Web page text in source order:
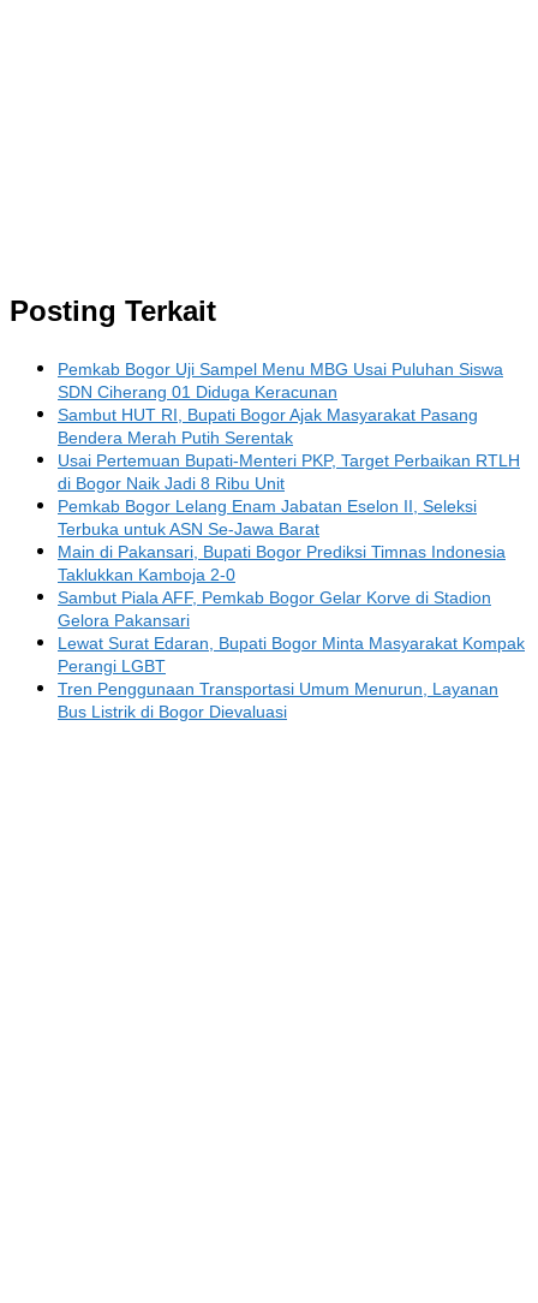
Posting Terkait
Pemkab Bogor Uji Sampel Menu MBG Usai Puluhan Siswa
SDN Ciherang 01 Diduga Keracunan
Sambut HUT RI, Bupati Bogor Ajak Masyarakat Pasang
Bendera Merah Putih Serentak
Usai Pertemuan Bupati-Menteri PKP, Target Perbaikan RTLH
di Bogor Naik Jadi 8 Ribu Unit
Pemkab Bogor Lelang Enam Jabatan Eselon II, Seleksi
Terbuka untuk ASN Se-Jawa Barat
Main di Pakansari, Bupati Bogor Prediksi Timnas Indonesia
Taklukkan Kamboja 2-0
Sambut Piala AFF, Pemkab Bogor Gelar Korve di Stadion
Gelora Pakansari
Lewat Surat Edaran, Bupati Bogor Minta Masyarakat Kompak
Perangi LGBT
Tren Penggunaan Transportasi Umum Menurun, Layanan
Bus Listrik di Bogor Dievaluasi